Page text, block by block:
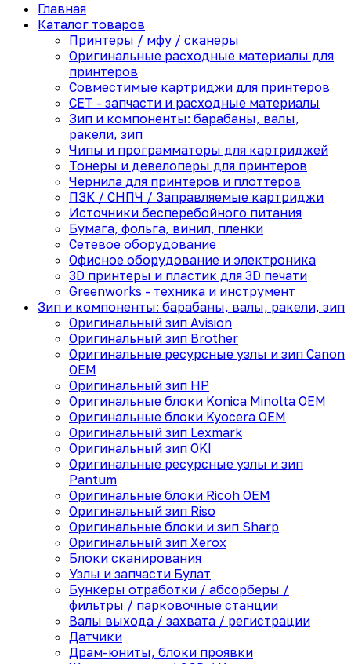
Главная
Каталог товаров
Принтеры / мфу / сканеры
Оригинальные расходные материалы для
принтеров
Совместимые картриджи для принтеров
CET - запчасти и расходные материалы
Зип и компоненты: барабаны, валы,
ракели, зип
Чипы и программаторы для картриджей
Тонеры и девелоперы для принтеров
Чернила для принтеров и плоттеров
ПЗК / СНПЧ / Заправляемые картриджи
Источники бесперебойного питания
Бумага, фольга, винил, пленки
Сетевое оборудование
Офисное оборудование и электроника
3D принтеры и пластик для 3D печати
Greenworks - техника и инструмент
Зип и компоненты: барабаны, валы, ракели, зип
Оригинальный зип Avision
Оригинальный зип Brother
Оригинальные ресурсные узлы и зип Canon
OEM
Оригинальный зип HP
Оригинальные блоки Konica Minolta OEM
Оригинальные блоки Kyocera OEM
Оригинальный зип Lexmark
Оригинальный зип OKI
Оригинальные ресурсные узлы и зип
Pantum
Оригинальные блоки Ricoh OEM
Оригинальный зип Riso
Оригинальные блоки и зип Sharp
Оригинальный зип Xerox
Блоки сканирования
Узлы и запчасти Булат
Бункеры отработки / абсорберы /
фильтры / парковочные станции
Валы выхода / захвата / регистрации
Датчики
Драм-юниты, блоки проявки